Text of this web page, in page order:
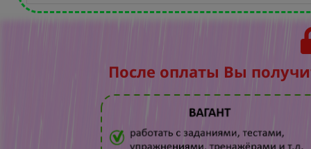
После оплаты Вы